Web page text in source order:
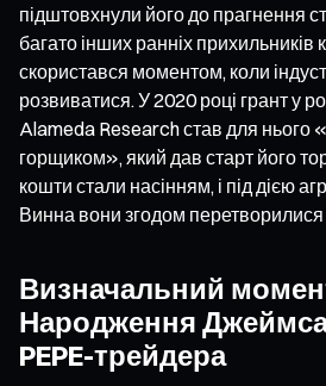
підштовхнули його до прагнення
багато інших ранніх прихильників
скористався моментом, коли
розвиватися. У 2020 році грант у
Alameda Research став для нього
горщиком», який дав старт його
кошти стали насінням, і під дією
Винна вони згодом перетворилися
Визначальний
Народження
PEPE-трейдера